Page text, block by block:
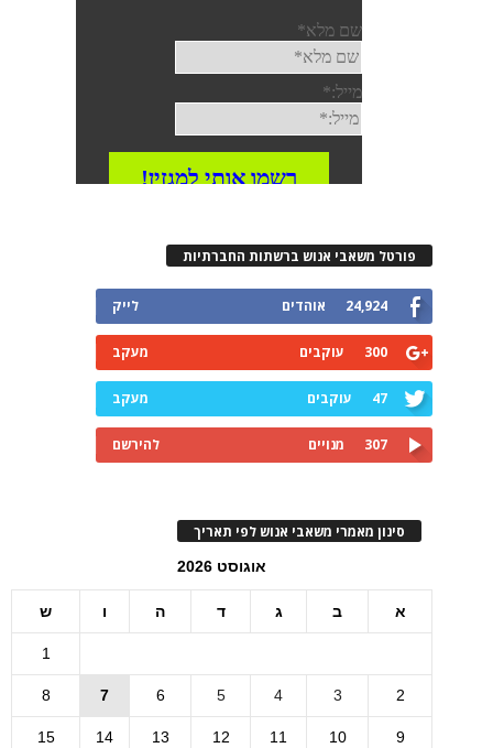
פורטל משאבי אנוש ברשתות החברתיות
24,924 אוהדים לייק
300 עוקבים מעקב
47 עוקבים מעקב
307 מנויים להירשם
סינון מאמרי משאבי אנוש לפי תאריך
אוגוסט 2026
א ב ג ד ה ו ש
1
2
3
4
5
6
7
8
9
10
11
12
13
14
15